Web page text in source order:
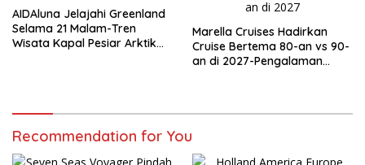
AIDAluna Jelajahi Greenland
Selama 21 Malam-Tren
Wisata Kapal Pesiar Arktik
Marella Cruises Hadirkan
Cruise Bertema 80-an vs 90-
an di 2027-Pengalaman
Recommendation for You